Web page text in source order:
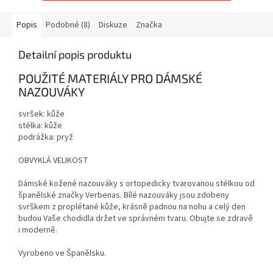
Popis Podobné (8) Diskuze Značka
Detailní popis produktu
POUŽITÉ MATERIÁLY PRO DÁMSKÉ
NAZOUVÁKY
svršek: kůže
stélka: kůže
podrážka: pryž
OBVYKLÁ VELIKOST
Dámské kožené nazouváky s ortopedicky tvarovanou stélkou od
španělské značky Verbenas. Bílé nazouváky jsou zdobeny
svrškem z proplétané kůže, krásně padnou na nohu a celý den
budou Vaše chodidla držet ve správném tvaru. Obujte se zdravě
i moderně.
Vyrobeno ve Španělsku.